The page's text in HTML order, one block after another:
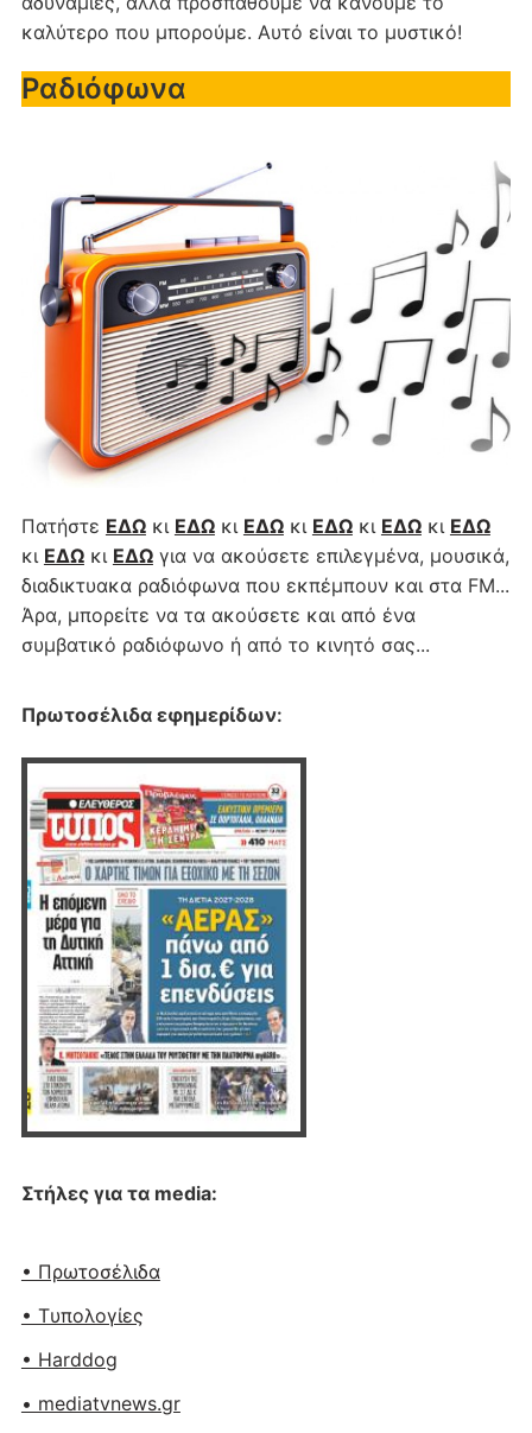
καλύτερο που μπορούμε. Αυτό είναι το μυστικό!
Ραδιόφωνα
Πατήστε ΕΔΩκι ΕΔΩκι ΕΔΩκι ΕΔΩκι ΕΔΩκι ΕΔΩ
κι ΕΔΩκι ΕΔΩγια να ακούσετε επιλεγμένα, μουσικά,
διαδικτυακα ραδιόφωνα που εκπέμπουν και στα FM...
Άρα, μπορείτε να τα ακούσετε και από ένα
συμβατικό ραδιόφωνο ή από το κινητό σας...
Πρωτοσέλιδα εφημερίδων:
Στήλες για τα media:
• Πρωτοσέλιδα
• Tυπολογίες
• Harddog
• mediatvnews.gr